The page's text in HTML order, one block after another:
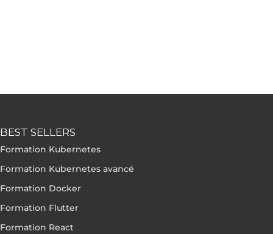
BEST SELLERS
Formation Kubernetes
Formation Kubernetes avancé
Formation Docker
Formation Flutter
Formation React